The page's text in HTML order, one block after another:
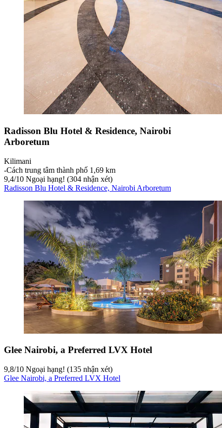
Radisson Blu Hotel & Residence, Nairobi
Arboretum
Kilimani
‐Cách trung tâm thành phố 1,69 km
9,4/10 Ngoại hạng! (304 nhận xét)
Radisson Blu Hotel & Residence, Nairobi Arboretum
Glee Nairobi, a Preferred LVX Hotel
9,8/10 Ngoại hạng! (135 nhận xét)
Glee Nairobi, a Preferred LVX Hotel